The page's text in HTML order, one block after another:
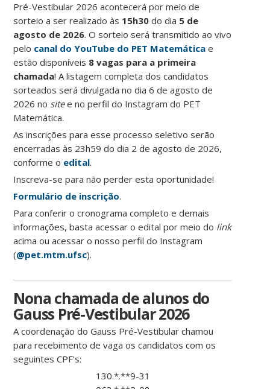
Pré-Vestibular 2026 acontecerá por meio de
sorteio a ser realizado às 15h30 do dia 5 de
agosto de 2026. O sorteio será transmitido ao vivo
pelo canal do YouTube do PET Matemática e
estão disponíveis 8 vagas para a primeira
chamada! A listagem completa dos candidatos
sorteados será divulgada no dia 6 de agosto de
2026 no sitee no perfil do Instagram do PET
Matemática.
As inscrições para esse processo seletivo serão
encerradas às 23h59 do dia 2 de agosto de 2026,
conforme o edital.
Inscreva-se para não perder esta oportunidade!
Formulário de inscrição.
Para conferir o cronograma completo e demais
informações, basta acessar o edital por meio do link
acima ou acessar o nosso perfil do Instagram
(@pet.mtm.ufsc).
Nona chamada de alunos do
Gauss Pré-Vestibular 2026
A coordenação do Gauss Pré-Vestibular chamou
para recebimento de vaga os candidatos com os
seguintes CPF's:
130.*.**9-31